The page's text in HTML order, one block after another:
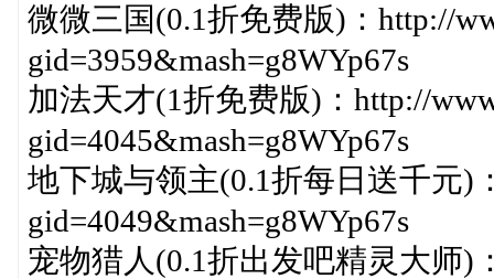
微微三国(0.1折免费版)：http://
gid=3959&mash=g8WYp67s
加法天才(1折免费版)：http://
gid=4045&mash=g8WYp67s
地下城与领主(0.1折每日送千元)
gid=4049&mash=g8WYp67s
宠物猎人(0.1折出发吧精灵大师)